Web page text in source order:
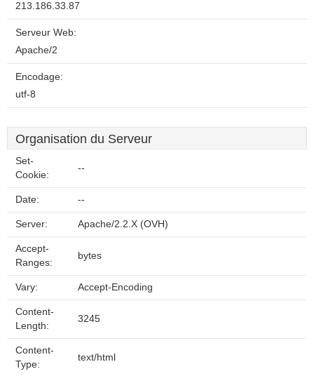
213.186.33.87
Serveur Web:
Apache/2
Encodage:
utf-8
Organisation du Serveur
Set-
Cookie:
--
Date: --
Server: Apache/2.2.X (OVH)
Accept-
Ranges:
bytes
Vary: Accept-Encoding
Content-
Length:
3245
Content-
Type:
text/html